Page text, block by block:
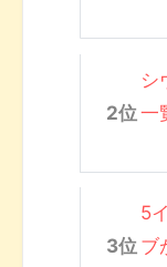
シ
一
5
ブ